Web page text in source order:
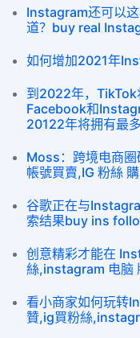
Instagram还可以
道？buy real
如何增加2021年
到2022年，TikTok
Facebook和
20122年将拥有最
Moss：跨境电商圈
帳號買賣,IG 粉絲
谷歌正在与
索结果buy ins
创意精彩才能在
絲,instagram 电脑
看小商家如何玩转
贊,ig買粉絲